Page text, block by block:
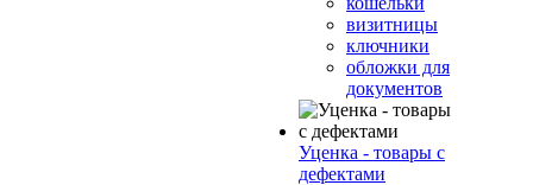
визитницы
ключники
обложки для
документов
Уценка - товары с
дефектами